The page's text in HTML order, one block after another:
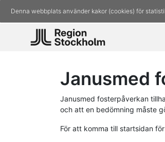
Denna webbplats använder kakor (cookies) för
Janusmed
Janusmed fosterpåverkan
och att en bedömning måste
För att komma till startsidan